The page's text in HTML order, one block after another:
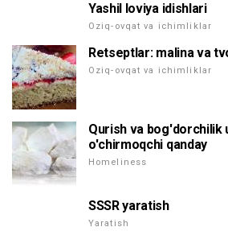
Yashil loviya idishlari
Oziq-ovqat va ichimliklar
Retseptlar: malina va
Oziq-ovqat va ichimliklar
Qurish va bog'dorchilik
o'chirmoqchi qanday
Homeliness
SSSR yaratish
Yaratish